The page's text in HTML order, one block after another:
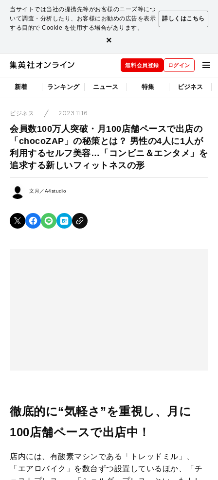
当サイトでは当社の提携先等がお客様のニーズ等につ
いて調査・分析したり、お客様にお勧めの広告を表示
する目的で Cookie を使用する場合があります。
詳しくはこちら
×
無料会員登録 ログイン
新着 ランキング ニュース 特集 ビジネス
ビジネス 2023.11.16
会員数100万人突破・月100店舗ペースで出店の
「chocoZAP」の秘策とは？ 男性の4人に1人が
利用するセルフ美容…「コンビニ＆エンタメ」を
追求する新しいフィットネスの形
文月／A4studio
徹底的に“気軽さ”を重視し、月に
100店舗ペースで出店中！
店内には、有酸素マシンである「トレッドミル」、
「エアロバイク」を数台ずつ設置しているほか、「チ